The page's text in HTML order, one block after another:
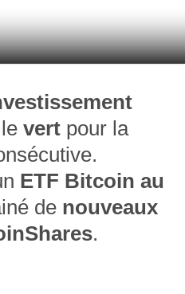
vert pour la
ETF Bitcoin au
de nouveaux
.